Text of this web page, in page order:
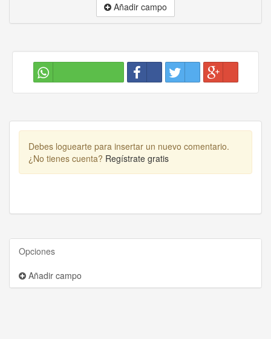
Añadir campo
Debes loguearte para insertar un nuevo comentario.
¿No tienes cuenta? Regístrate gratis
Opciones
Añadir campo